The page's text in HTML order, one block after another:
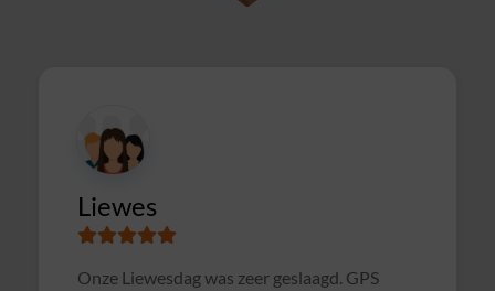
Susanne
Samen met collega's Sterrenslag gedaan.